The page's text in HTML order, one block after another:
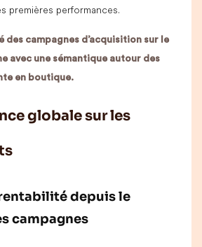
premières performances.
des campagnes d’acquisition sur le
avec une sémantique autour des
en boutique.
globale sur les
depuis le
campagnes